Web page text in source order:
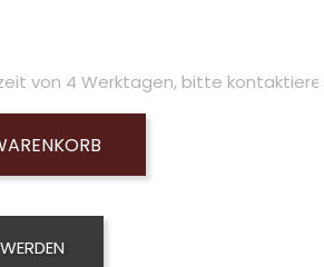
von 4 Werktagen, bitte